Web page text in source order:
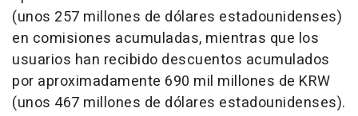
(unos 257 millones de dólares estadounidenses)
en comisiones acumuladas, mientras que los
usuarios han recibido descuentos acumulados
por aproximadamente 690 mil millones de KRW
(unos 467 millones de dólares estadounidenses).